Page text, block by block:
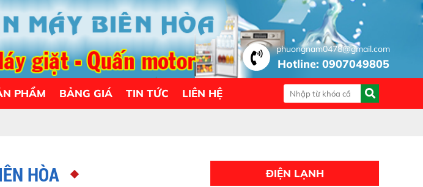
phuongnam0478@gmail.com
Hotline: 0907049805
PHẨM BẢNG GIÁ TIN TỨC LIÊN HỆ
HÒA ĐIỆN LẠNH